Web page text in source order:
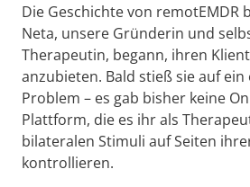
Die Geschichte von remotEMDR
Neta, unsere Gründerin und
Therapeutin, begann, ihren
anzubieten. Bald stieß sie auf
Problem – es gab bisher keine
Plattform, die es ihr als
bilateralen Stimuli auf Seiten
kontrollieren.